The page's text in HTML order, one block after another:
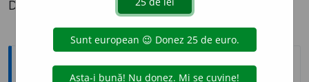
Definiția cu ID-ul 1151909:
Explicative DEX